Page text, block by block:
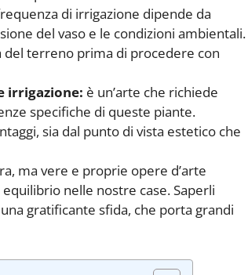
di irrigazione dipende da
del vaso e le condizioni ambientali.
del terreno prima di procedere con
irrigazione: è un’arte che richiede
specifiche di queste piante.
sia dal punto di vista estetico che
ma vere e proprie opere d’arte
nelle nostre case. Saperli
gratificante sfida, che porta grandi